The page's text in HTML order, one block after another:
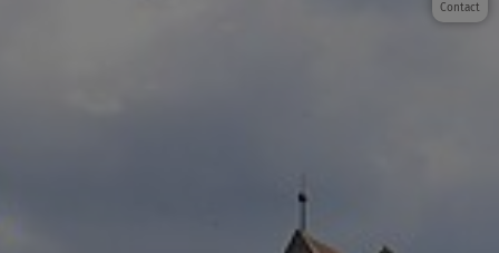
Contact